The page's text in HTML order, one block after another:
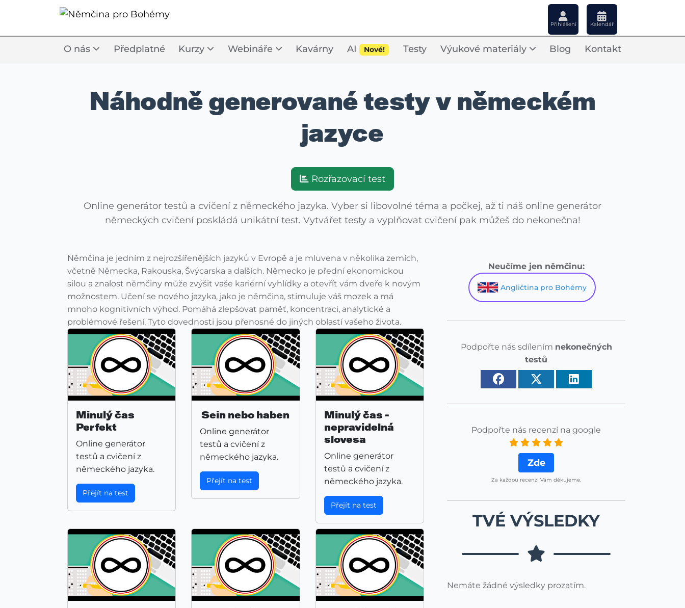
Přihlášení Kalendář
O nás Předplatné Kurzy Webináře Kavárny AI Nové! Testy Výukové materiály Blog Kontakt
Náhodně generované testy v německém
jazyce
Rozřazovací test
Online generátor testů a cvičení z německého jazyka. Vyber si libovolné téma a počkej, až ti náš online generátor
německých cvičení poskládá unikátní test. Vytvářet testy a vyplňovat cvičení pak můžeš do nekonečna!
Němčina je jedním z nejrozšířenějších jazyků v Evropě a je mluvena v několika zemích,
včetně Německa, Rakouska, Švýcarska a dalších. Německo je přední ekonomickou
silou a znalost němčiny může zvýšit vaše kariérní vyhlídky a otevřít vám dveře k novým
možnostem. Učení se nového jazyka, jako je němčina, stimuluje váš mozek a má
mnoho kognitivních výhod. Pomáhá zlepšovat paměť, koncentraci, analytické a
problémové řešení. Tyto dovednosti jsou přenosné do jiných oblastí vašeho života.
Minulý čas
Perfekt
Online generátor
testů a cvičení z
německého jazyka.
Přejít na test
Sein nebo haben
Online generátor
testů a cvičení z
německého jazyka.
Přejít na test
Minulý čas -
nepravidelná
slovesa
Online generátor
testů a cvičení z
německého jazyka.
Přejít na test
Neučíme jen němčinu:
Angličtina pro Bohémy
Podpořte nás sdílením nekonečných
testů
Podpořte nás recenzí na google
Zde
Za každou recenzi Vám děkujeme.
TVÉ VÝSLEDKY
Nemáte žádné výsledky prozatím.